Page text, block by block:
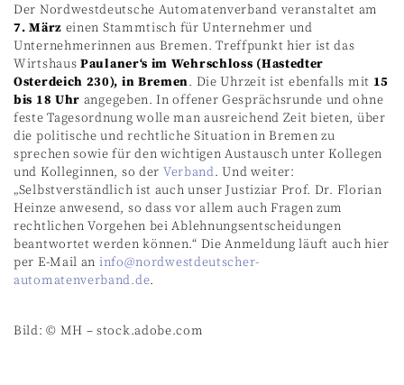
Der Nordwestdeutsche Automatenverband veranstaltet am
7. März einen Stammtisch für Unternehmer und
Unternehmerinnen aus Bremen. Treffpunkt hier ist das
Wirtshaus Paulaner‘s im Wehrschloss (Hastedter
Osterdeich 230), in Bremen. Die Uhrzeit ist ebenfalls mit 15
bis 18 Uhr angegeben. In offener Gesprächsrunde und ohne
feste Tagesordnung wolle man ausreichend Zeit bieten, über
die politische und rechtliche Situation in Bremen zu
sprechen sowie für den wichtigen Austausch unter Kollegen
und Kolleginnen, so der Verband. Und weiter:
„Selbstverständlich ist auch unser Justiziar Prof. Dr. Florian
Heinze anwesend, so dass vor allem auch Fragen zum
rechtlichen Vorgehen bei Ablehnungsentscheidungen
beantwortet werden können.“ Die Anmeldung läuft auch hier
per E-Mail an info@nordwestdeutscher-
automatenverband.de.
Bild: © MH – stock.adobe.com